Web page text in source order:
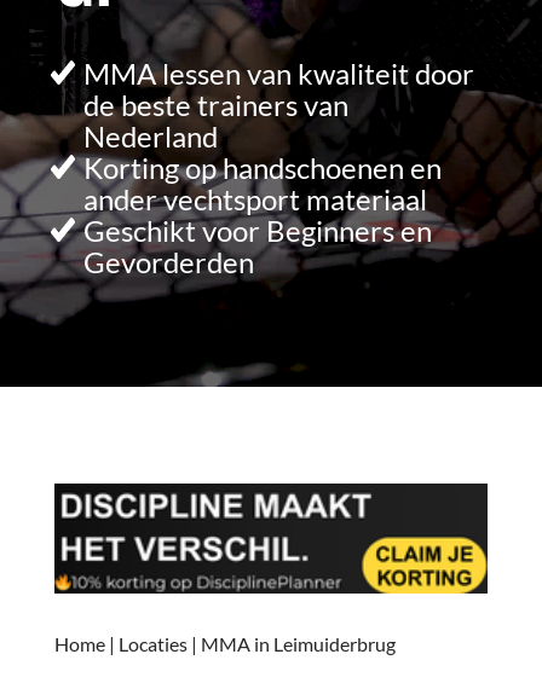
MMA lessen van kwaliteit door
de beste trainers van
Nederland
Korting op handschoenen en
ander vechtsport materiaal
Geschikt voor Beginners en
Gevorderden
Home| Locaties| MMA in Leimuiderbrug